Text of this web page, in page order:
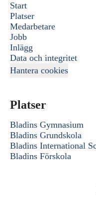
Start
Platser
Medarbetare
Jobb
Inlägg
Data och integritet
Hantera cookies
Platser
Bladins Gymnasium
Bladins Grundskola
Bladins International
Bladins Förskola